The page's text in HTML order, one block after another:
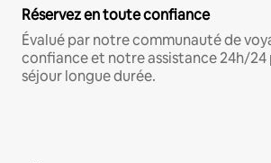
Réservez en toute confiance
Évalué par notre communauté de
confiance et notre assistance 24h/
séjour longue durée.